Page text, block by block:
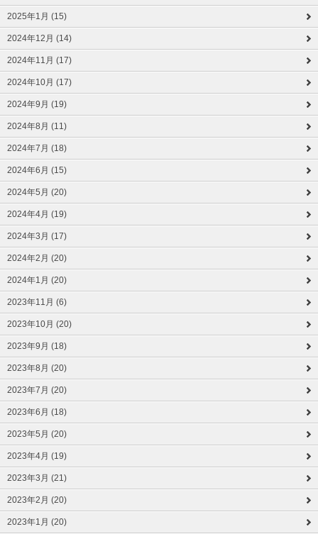
2025年1月 (15)
2024年12月 (14)
2024年11月 (17)
2024年10月 (17)
2024年9月 (19)
2024年8月 (11)
2024年7月 (18)
2024年6月 (15)
2024年5月 (20)
2024年4月 (19)
2024年3月 (17)
2024年2月 (20)
2024年1月 (20)
2023年11月 (6)
2023年10月 (20)
2023年9月 (18)
2023年8月 (20)
2023年7月 (20)
2023年6月 (18)
2023年5月 (20)
2023年4月 (19)
2023年3月 (21)
2023年2月 (20)
2023年1月 (20)